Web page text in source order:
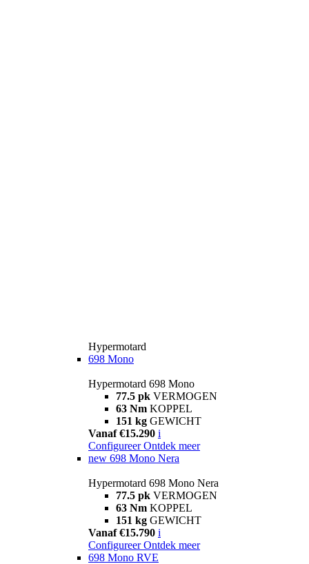
Hypermotard
698 Mono
Hypermotard 698 Mono
77.5 pk VERMOGEN
63 Nm KOPPEL
151 kg GEWICHT
Vanaf €15.290 i
Configureer Ontdek meer
new 698 Mono Nera
Hypermotard 698 Mono Nera
77.5 pk VERMOGEN
63 Nm KOPPEL
151 kg GEWICHT
Vanaf €15.790 i
Configureer Ontdek meer
698 Mono RVE